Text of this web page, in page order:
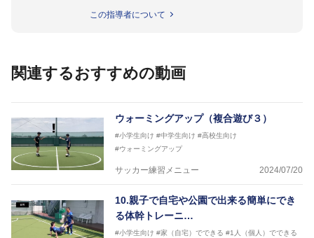
日本サッカー協会公認B級養成講習会インストラクタ
協会公認キッズリーダーチーフインストラクター
【指導歴】
FリーグU23選抜監督、ミャンマー女子フットサル代
表監督
日本サッカー協会フットサルインストラクター、AFC
（アジアサッカー連盟）フットサルインストラクター
JFA公認A級コーチジェネラルライセンス・JFA公認フ
ットサルB級コーチライセンス
横山 哲久
この指導者について
関連するおすすめの動画
ウォーミングアップ（複合遊び３）
#小学生向け #中学生向け #高校生向け
#ウォーミングアップ
サッカー練習メニュー 2024/07/20
10.親子で自宅や公園で出来る簡単にでき
る体幹トレーニ…
#小学生向け #家（自宅）でできる #1人（個人）でできる